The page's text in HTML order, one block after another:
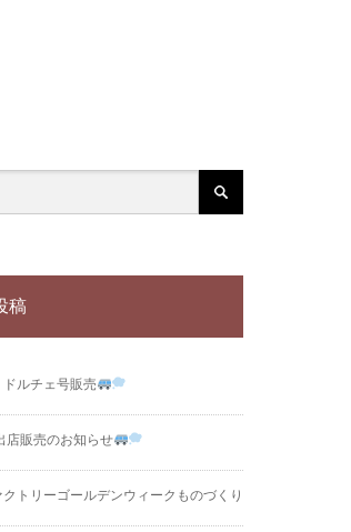
稿
ドルチェ号販売
店販売のお知らせ
トリーゴールデンウィークものづくり